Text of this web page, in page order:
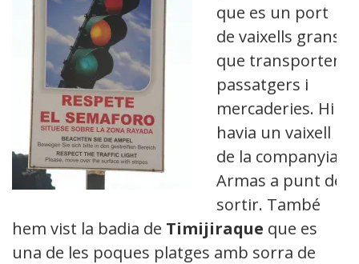
que es un port
de vaixells grans
que transporten
passatgers i
mercaderies. Hi
havia un vaixell
de la companyia
Armas a punt de
sortir. També
hem vist la badia de Timijiraque que es
una de les poques platges amb sorra de